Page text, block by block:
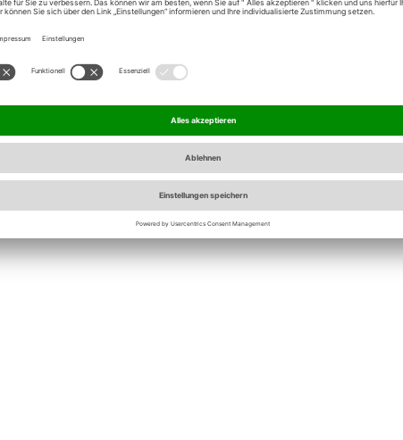
deinen Unternehmens-
anzumelden.